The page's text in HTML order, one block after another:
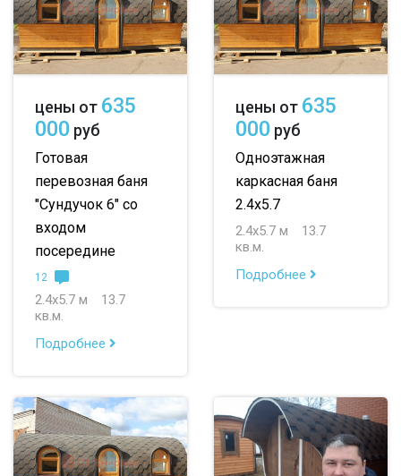
с верандой с террасой с котельной
с панорамными окнами с санузлом
с туалетом с гостевой комнатой
цены от 635
000 руб
Готовая
перевозная баня
"Сундучок 6" со
входом
посередине
12
2.4х5.7 м
13.7
кв.м.
Подробнее
цены от 635
000 руб
Одноэтажная
каркасная баня
2.4х5.7
2.4х5.7 м
13.7
кв.м.
Подробнее